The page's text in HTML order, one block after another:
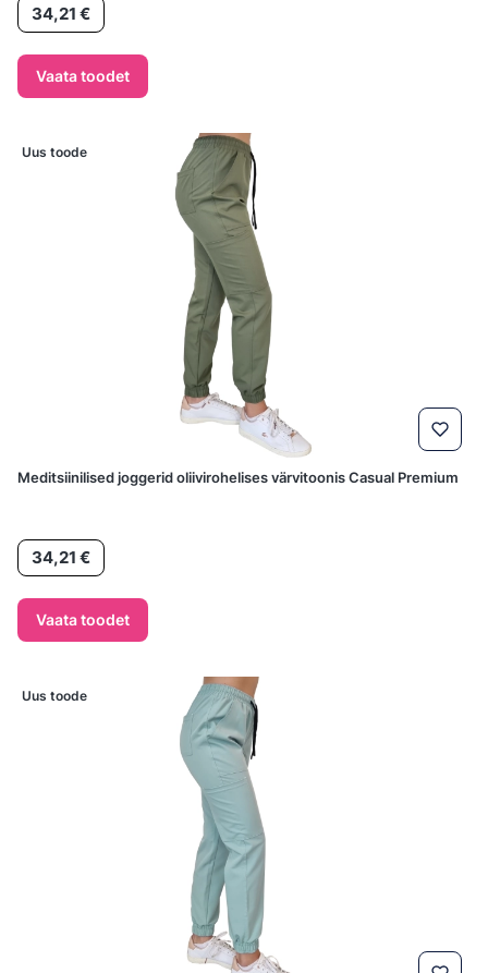
Hind
34,21 €
Vaata toodet
Uus toode
Meditsiinilised joggerid oliivirohelises värvitoonis Casual Premium
Hind
34,21 €
Vaata toodet
Uus toode